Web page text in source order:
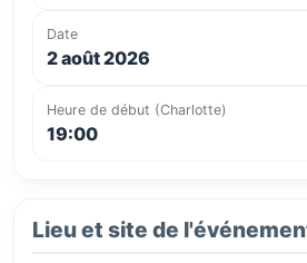
Date
2 août 2026
Heure de début (Charlotte)
19:00
Lieu et site de